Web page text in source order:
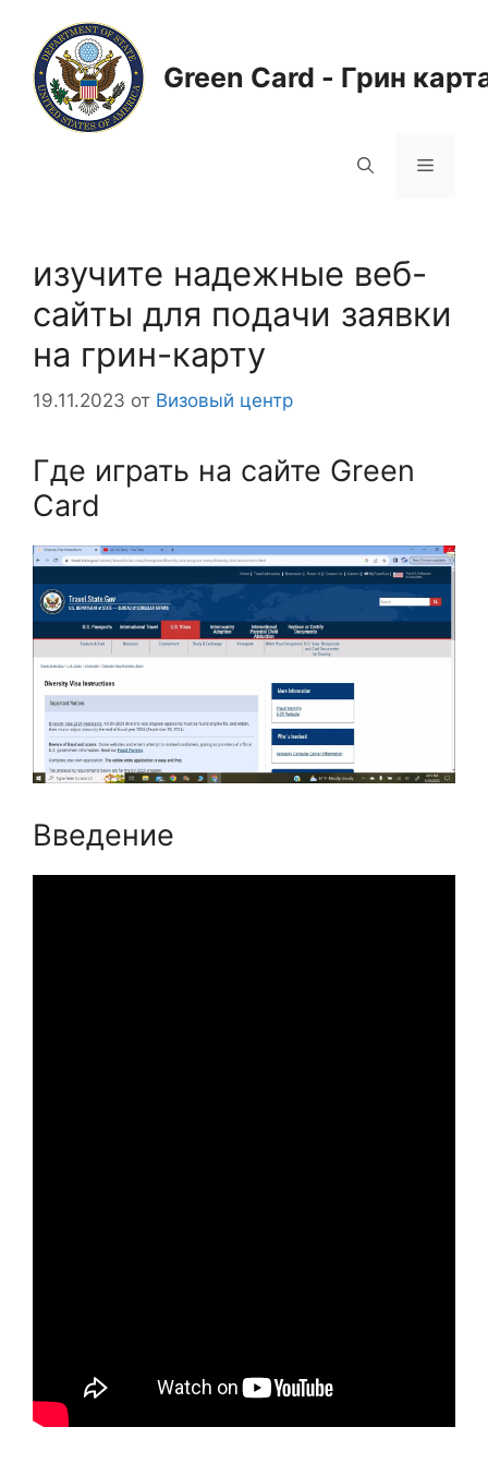
содержимому
Green Card - Грин
Меню
изучите надежные веб-
сайты для подачи заявки
на грин-карту
19.11.2023 от Визовый центр
Где играть на сайте Green
Card
Введение